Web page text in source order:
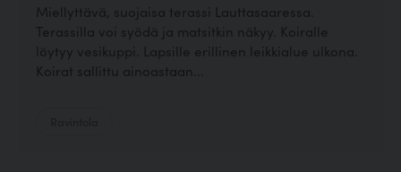
Miellyttävä, suojaisa terassi Lauttasaaressa.
Terassilla voi syödä ja matsitkin näkyy. Koiralle
löytyy vesikuppi. Lapsille erillinen leikkialue ulkona.
Koirat sallittu ainoastaan...